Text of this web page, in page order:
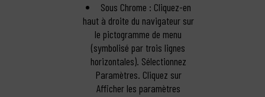
Sous Chrome : Cliquez-en
haut à droite du navigateur sur
le pictogramme de menu
(symbolisé par trois lignes
horizontales). Sélectionnez
Paramètres. Cliquez sur
Afficher les paramètres